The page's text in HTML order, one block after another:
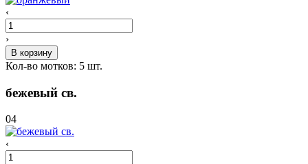
‹
›
В корзину
Кол-во мотков: 5 шт.
бежевый св.
04
‹